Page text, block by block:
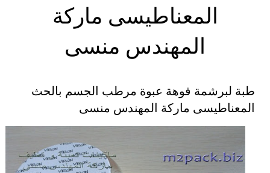
المعناطيسى ماركة
المهندس منسى
طبة لبرشمة فوهة عبوة مرطب الجسم بالحث
المعناطيسى ماركة المهندس منسى